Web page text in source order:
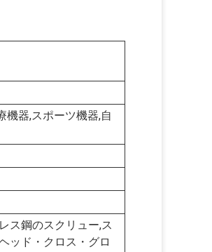
機器,スポーツ機器,自
ス鋼のスクリュー,ス
ッド・クロス・グロ